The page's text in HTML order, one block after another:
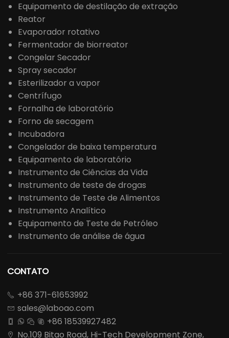
Equipamento de destilação de extração
Reator
Evaporador rotativo
Fermentador de biorreator
Congelar Secador
Spray secador
Esterilizador a vapor
Centrífugo
Fornalha de laboratório
Forno de secagem
Incubadora
Congelador de baixa temperatura
Equipamento de laboratório
Instrumento de Ciências da Vida
Instrumento de teste de drogas
Instrumento de Teste de Alimentos
Instrumento Analítico
Equipamento de Teste de Petróleo
Instrumento de análise de água
CONTATO
 +86 371-61653992
 sales@laboao.com
    +86 18539927482
 No.109 Bitao Road, Hi-Tech Development Zone,